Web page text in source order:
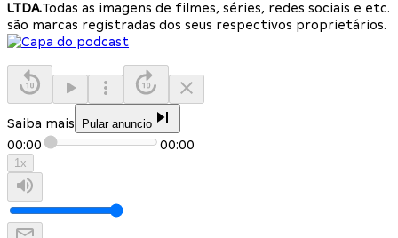
LTDA.Todas as imagens de filmes, séries, redes sociais e etc.
são marcas registradas dos seus respectivos proprietários.
Saiba mais Pular anuncio
00:00 00:00
1x